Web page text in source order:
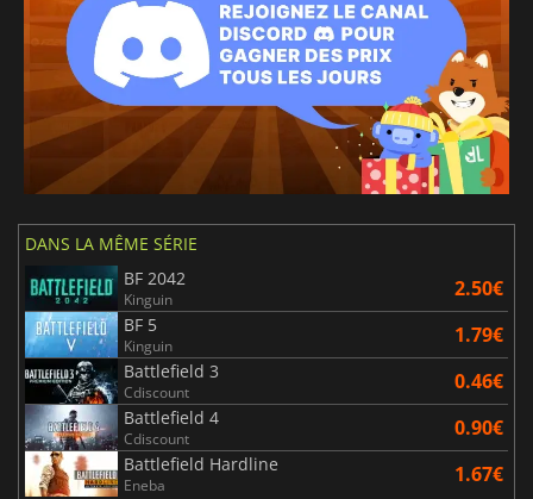
DANS LA MÊME SÉRIE
BF 2042
Kinguin 2.50€
BF 5
Kinguin 1.79€
Battlefield 3
Cdiscount 0.46€
Battlefield 4
Cdiscount 0.90€
Battlefield Hardline
Eneba 1.67€